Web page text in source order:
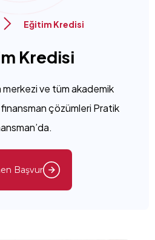
Eğitim Kredisi
Kredisi
ve tüm akademik
finansman çözümleri Pratik
Başvur